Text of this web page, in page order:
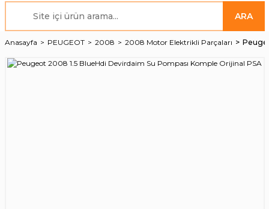
ARA
Anasayfa PEUGEOT 2008 2008 Motor Elektrikli Parçaları